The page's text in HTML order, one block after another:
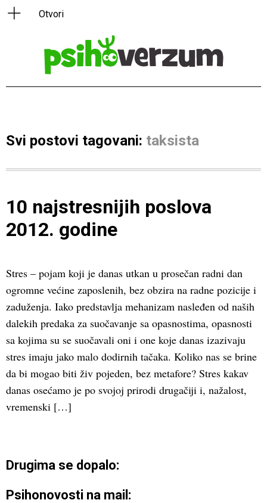
Svi postovi tagovani: taksista
10 najstresnijih poslova
2012. godine
Stres – pojam koji je danas utkan u prosečan radni dan
ogromne većine zaposlenih, bez obzira na radne pozicije i
zaduženja. Iako predstavlja mehanizam nasleđen od naših
dalekih predaka za suočavanje sa opasnostima, opasnosti
sa kojima su se suočavali oni i one koje danas izazivaju
stres imaju jako malo dodirnih tačaka. Koliko nas se brine
da bi mogao biti živ pojeden, bez metafore? Stres kakav
danas osećamo je po svojoj prirodi drugačiji i, nažalost,
vremenski […]
Drugima se dopalo:
Psihonovosti na mail: